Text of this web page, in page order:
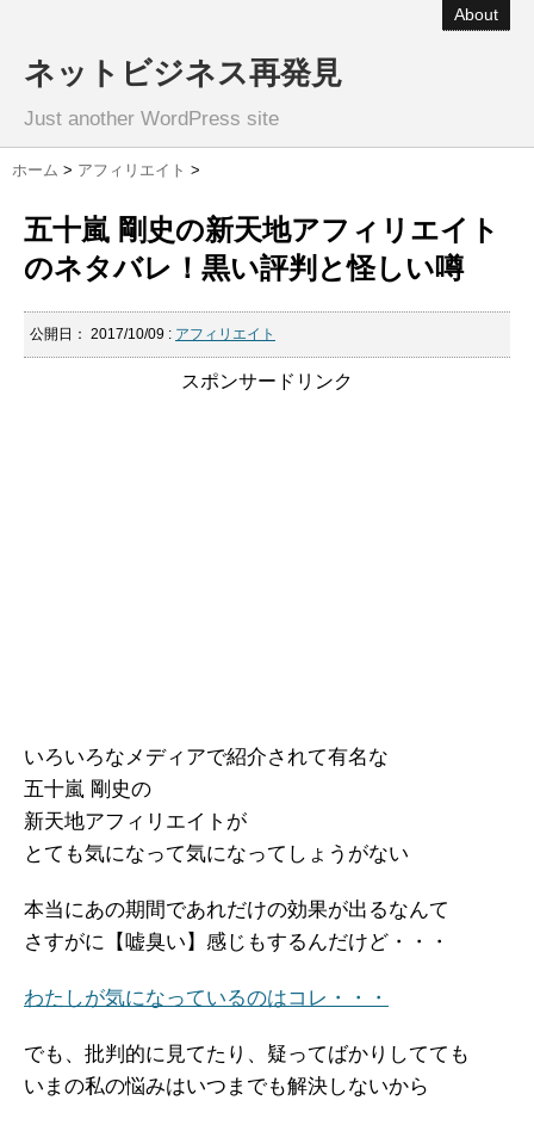
About
ネットビジネス再発見
Just another WordPress site
ホーム > アフィリエイト >
五十嵐 剛史の新天地アフィリエイト
のネタバレ！黒い評判と怪しい噂
公開日： 2017/10/09 : アフィリエイト
スポンサードリンク
いろいろなメディアで紹介されて有名な
五十嵐 剛史の
新天地アフィリエイトが
とても気になって気になってしょうがない
本当にあの期間であれだけの効果が出るなんて
さすがに【嘘臭い】感じもするんだけど・・・
わたしが気になっているのはコレ・・・
でも、批判的に見てたり、疑ってばかりしてても
いまの私の悩みはいつまでも解決しないから